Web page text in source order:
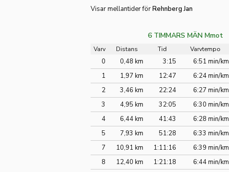
Visar mellantider förRehnberg Jan
6 TIMMARS MÄN Mmot
Varv Distans Tid Varvtempo
0 0,48 km 3:15 6:51 min/km
1
1,97 km 12:47 6:24 min/km
2
3,46 km 22:24 6:27 min/km
3
4,95 km 32:05 6:30 min/km
4
6,44 km 41:43 6:28 min/km
5
7,93 km 51:28 6:33 min/km
7
10,91 km 1:11:16 6:39 min/km
8
12,40 km 1:21:18 6:44 min/km